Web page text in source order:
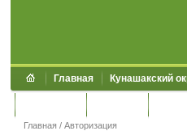
Главная Кунашакский
Главная / Авторизация